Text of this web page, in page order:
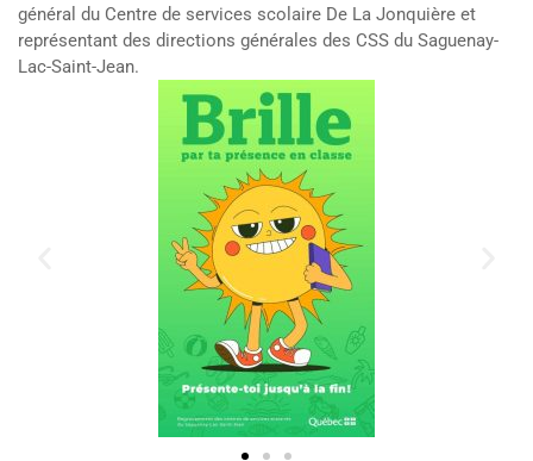
général du Centre de services scolaire De La Jonquière et
représentant des directions générales des CSS du Saguenay-
Lac-Saint-Jean.